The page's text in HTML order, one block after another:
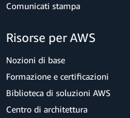
Comunicati stampa
Risorse per AWS
Nozioni di base
Formazione e certificazioni
Biblioteca di soluzioni AWS
Centro di architettura